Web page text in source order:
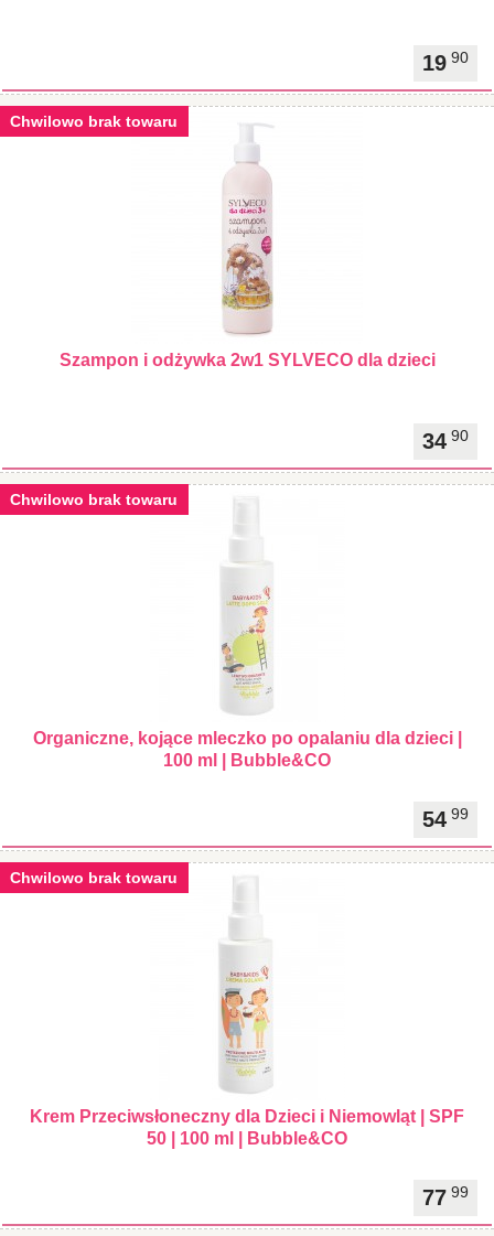
19 90
Chwilowo brak towaru
Szampon i odżywka 2w1 SYLVECO dla dzieci
34 90
Chwilowo brak towaru
Organiczne, kojące mleczko po opalaniu dla dzieci |
100 ml | Bubble&CO
54 99
Chwilowo brak towaru
Krem Przeciwsłoneczny dla Dzieci i Niemowląt | SPF
50 | 100 ml | Bubble&CO
77 99